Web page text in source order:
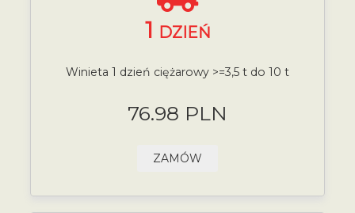
1 DZIEŃ
Winieta 1 dzień ciężarowy >=3,5 t do 10 t
76.98 PLN
ZAMÓW